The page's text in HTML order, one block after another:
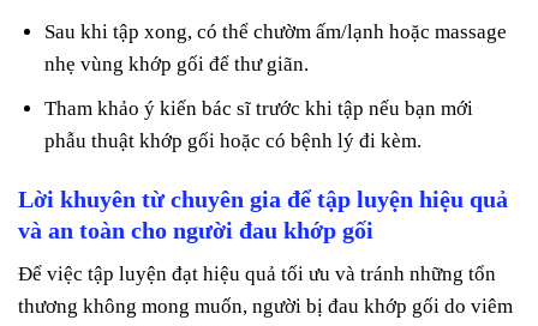
Sau khi tập xong, có thể chườm ấm/lạnh hoặc massage
nhẹ vùng khớp gối để thư giãn.
Tham khảo ý kiến bác sĩ trước khi tập nếu bạn mới
phẫu thuật khớp gối hoặc có bệnh lý đi kèm.
Lời khuyên từ chuyên gia để tập luyện hiệu quả
và an toàn cho người đau khớp gối
Để việc tập luyện đạt hiệu quả tối ưu và tránh những tổn
thương không mong muốn, người bị đau khớp gối do viêm